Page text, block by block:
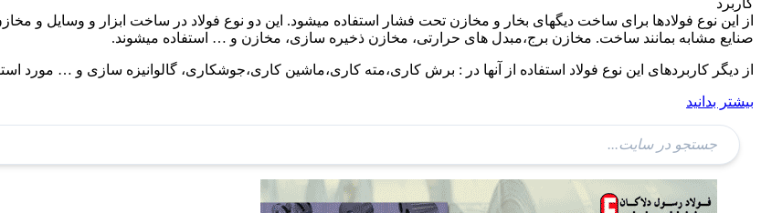
از این نوع فولادها برای ساخت دیگهای بخار و مخازن تحت فشار استفاده میشود. این دو نوع فولاد در ساخت ابزار و وسایل و
صنایع مشابه بمانند ساخت. مخازن برج،مبدل های حرارتی، مخازن ذخیره سازی، مخازن و … استفاده میشوند.
از دیگر کاربردهای این نوع فولاد استفاده از آنها در : برش کاری،مته کاری،ماشین کاری،جوشکاری، گالوانیزه سازی و … مورد
بیشتر بدانید